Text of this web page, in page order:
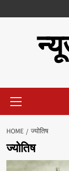
HOME ज्योतिष
ज्योतिष